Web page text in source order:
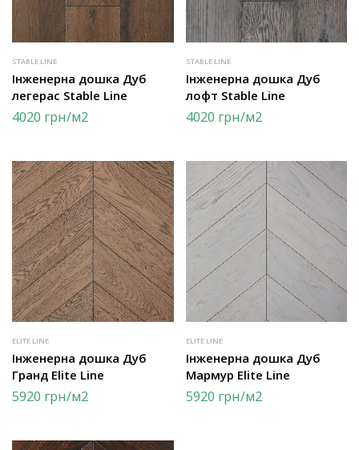
STABLE LINE
Інженерна дошка Дуб
легерас Stable Line
4020 грн/м2
STABLE LINE
Інженерна дошка Дуб
лофт Stable Line
4020 грн/м2
ELITE LINE
Інженерна дошка Дуб
Гранд Elite Line
5920 грн/м2
ELITE LINE
Інженерна дошка Дуб
Мармур Elite Line
5920 грн/м2